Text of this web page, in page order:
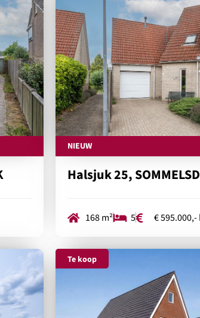
NIEUW
Halsjuk 25,
168 m² 5 € 595.000,-
Te koop